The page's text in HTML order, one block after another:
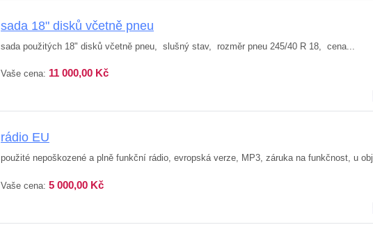
sada 18" disků včetně pneu
sada použitých 18" disků včetně pneu, slušný stav, rozměr pneu 245/40 R 18, cena...
Vaše cena: 11 000,00 Kč
rádio EU
použité nepoškozené a plně funkční rádio, evropská verze, MP3, záruka na funkčnost, u
Vaše cena: 5 000,00 Kč